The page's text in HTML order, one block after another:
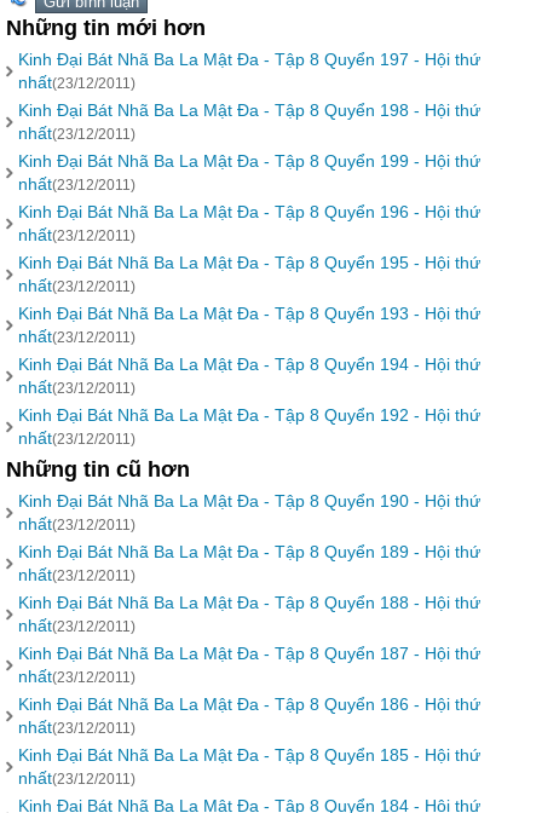
Những tin mới hơn
Kinh Đại Bát Nhã Ba La Mật Đa - Tập 8 Quyển 197 - Hội thứ
nhất(23/12/2011)
Kinh Đại Bát Nhã Ba La Mật Đa - Tập 8 Quyển 198 - Hội thứ
nhất(23/12/2011)
Kinh Đại Bát Nhã Ba La Mật Đa - Tập 8 Quyển 199 - Hội thứ
nhất(23/12/2011)
Kinh Đại Bát Nhã Ba La Mật Đa - Tập 8 Quyển 196 - Hội thứ
nhất(23/12/2011)
Kinh Đại Bát Nhã Ba La Mật Đa - Tập 8 Quyển 195 - Hội thứ
nhất(23/12/2011)
Kinh Đại Bát Nhã Ba La Mật Đa - Tập 8 Quyển 193 - Hội thứ
nhất(23/12/2011)
Kinh Đại Bát Nhã Ba La Mật Đa - Tập 8 Quyển 194 - Hội thứ
nhất(23/12/2011)
Kinh Đại Bát Nhã Ba La Mật Đa - Tập 8 Quyển 192 - Hội thứ
nhất(23/12/2011)
Những tin cũ hơn
Kinh Đại Bát Nhã Ba La Mật Đa - Tập 8 Quyển 190 - Hội thứ
nhất(23/12/2011)
Kinh Đại Bát Nhã Ba La Mật Đa - Tập 8 Quyển 189 - Hội thứ
nhất(23/12/2011)
Kinh Đại Bát Nhã Ba La Mật Đa - Tập 8 Quyển 188 - Hội thứ
nhất(23/12/2011)
Kinh Đại Bát Nhã Ba La Mật Đa - Tập 8 Quyển 187 - Hội thứ
nhất(23/12/2011)
Kinh Đại Bát Nhã Ba La Mật Đa - Tập 8 Quyển 186 - Hội thứ
nhất(23/12/2011)
Kinh Đại Bát Nhã Ba La Mật Đa - Tập 8 Quyển 185 - Hội thứ
nhất(23/12/2011)
Kinh Đại Bát Nhã Ba La Mật Đa - Tập 8 Quyển 184 - Hội thứ